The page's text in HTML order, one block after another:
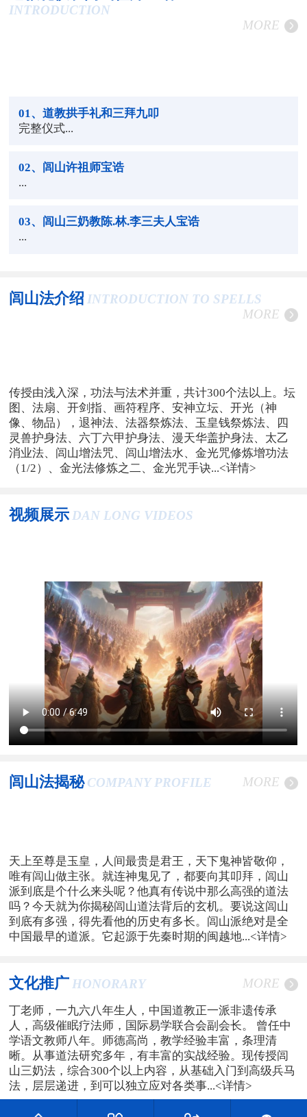
INTRODUCTION
MORE
01 、道教拱手礼和三拜九叩
完整仪式...
02、闾山许祖师宝诰
...
03、闾山三奶教陈.林.李三夫人宝诰
...
闾山法介绍 INTRODUCTION TO SPELLS
MORE
传授由浅入深，功法与法术并重，共计300个法以上。坛
图、法扇、开剑指、画符程序、安神立坛、开光（神
像、物品），退神法、法器祭炼法、玉皇钱祭炼法、四
灵兽护身法、六丁六甲护身法、漫天华盖护身法、太乙
消业法、闾山增法咒、闾山增法水、金光咒修炼增功法
（1/2）、金光法修炼之二、金光咒手诀...<详情>
视频展示 DAN LONG VIDEOS
闾山法揭秘 COMPANY PROFILE MORE
天上至尊是玉皇，人间最贵是君王，天下鬼神皆敬仰，
唯有闾山做主张。就连神鬼见了，都要向其叩拜，闾山
派到底是个什么来头呢？他真有传说中那么高强的道法
吗？今天就为你揭秘闾山道法背后的玄机。要说这闾山
到底有多强，得先看他的历史有多长。闾山派绝对是全
中国最早的道派。它起源于先秦时期的闽越地...<详情>
文化推广 HONORARY MORE
丁老师，一九六八年生人，中国道教正一派非遗传承
人，高级催眠疗法师，国际易学联合会副会长。 曾任中
学语文教师八年。师德高尚，教学经验丰富，条理清
晰。从事道法研究多年，有丰富的实战经验。现传授闾
山三奶法，综合300个以上内容，从基础入门到高级兵马
法，层层递进，到可以独立应对各类事...<详情>